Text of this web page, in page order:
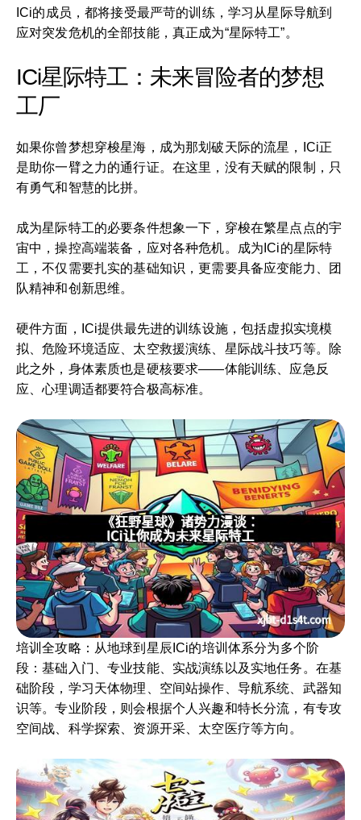
ICi的成员，都将接受最严苛的训练，学习从星际导航到
应对突发危机的全部技能，真正成为“星际特工”。
ICi星际特工：未来冒险者的梦想
工厂
如果你曾梦想穿梭星海，成为那划破天际的流星，ICi正
是助你一臂之力的通行证。在这里，没有天赋的限制，只
有勇气和智慧的比拼。
成为星际特工的必要条件想象一下，穿梭在繁星点点的宇
宙中，操控高端装备，应对各种危机。成为ICi的星际特
工，不仅需要扎实的基础知识，更需要具备应变能力、团
队精神和创新思维。
硬件方面，ICi提供最先进的训练设施，包括虚拟实境模
拟、危险环境适应、太空救援演练、星际战斗技巧等。除
此之外，身体素质也是硬核要求——体能训练、应急反
应、心理调适都要符合极高标准。
培训全攻略：从地球到星辰ICi的培训体系分为多个阶
段：基础入门、专业技能、实战演练以及实地任务。在基
础阶段，学习天体物理、空间站操作、导航系统、武器知
识等。专业阶段，则会根据个人兴趣和特长分流，有专攻
空间战、科学探索、资源开采、太空医疗等方向。